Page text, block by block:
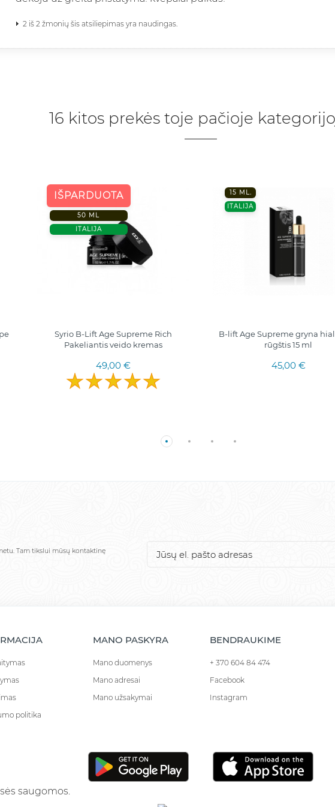
2 iš 2 žmonių šis atsiliepimas yra naudingas.
16 kitos prekės toje pačioje
IŠPARDUOTA
50 ML
ITALIJA
Syrio B-Lift Age Supreme Rich
Pakeliantis veido kremas
49,00 €
15 ML.
ITALIJA
B-lift Age Supreme gryna
rūgštis 15 ml
45,00 €
Tam tikslui mūsų kontaktinę
politika
MANO PASKYRA
Mano duomenys
Mano adresai
Mano užsakymai
BENDRAUKIME
+ 370 604 84 474
Facebook
Instagram
saugomos.